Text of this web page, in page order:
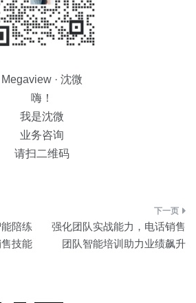
Megaview · 沈微
嗨！
我是沈微
业务咨询
请扫二维码
陪练
技能
强化团队实战能力，电话销售
团队智能培训助力业绩飙升